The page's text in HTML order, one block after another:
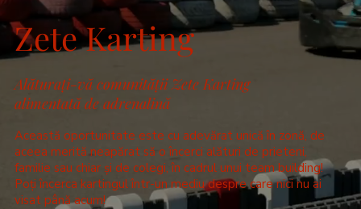
Zete Karting
Alăturați-vă comunității Zete Karting
alimentată de adrenalină
Această oportunitate este cu adevărat unică în zonă, de
aceea merită neapărat să o încerci alături de prieteni,
familie sau chiar și de colegi, în cadrul unui team building!
Poți încerca kartingul într-un mediu despre care nici nu ai
visat până acum!